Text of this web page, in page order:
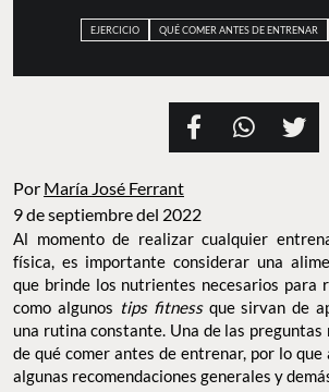
EJERCICIO QUÉ COMER ANTES DE ENTRENAR
Por María José Ferrant
9 de septiembre del 2022
Al momento de realizar cualquier
física, es importante considerar una
que brinde los nutrientes necesarios para
como algunos tips fitness que sirvan de
una rutina constante. Una de las preguntas
de qué comer antes de entrenar, por lo
algunas recomendaciones generales y